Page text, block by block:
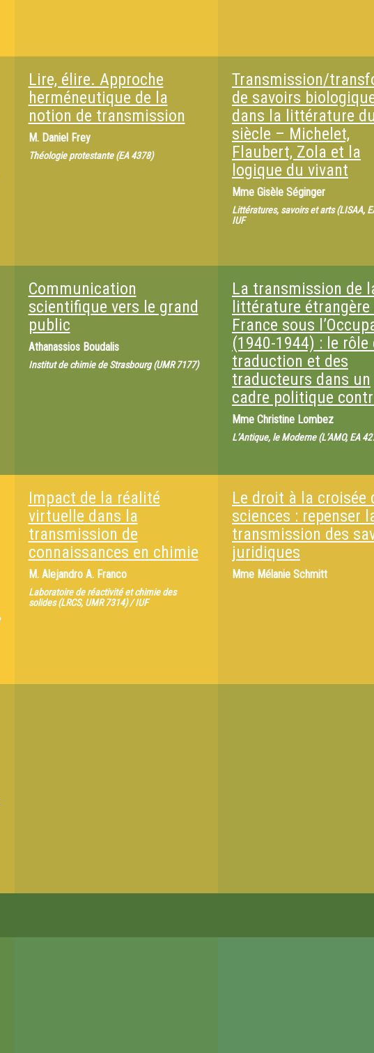
Lire, élire. Approche
herméneutique de la
notion de transmission
M. Daniel Frey
Théologie protestante (EA 4378)
Transmission/
de savoirs
dans la littérature
siècle – Michelet,
Flaubert, Zola et la
logique du vivant
Mme Gisèle Séginger
Littératures, savoirs et arts (LISAA,
IUF
Communication
scientifique vers le grand
public
Athanassios Boudalis
Institut de chimie de Strasbourg (UMR 7177)
La transmission de
littérature étrangère
France sous
(1940-1944) : le rôle
traduction et des
traducteurs dans un
cadre politique
Mme Christine Lombez
L’Antique, le Moderne (L’AMO, EA
Impact de la réalité
virtuelle dans la
transmission de
connaissances en chimie
M. Alejandro A. Franco
Laboratoire de réactivité et chimie des
solides (LRCS, UMR 7314) / IUF
Le droit à la croisée
sciences : repenser
transmission des
juridiques
Mme Mélanie Schmitt